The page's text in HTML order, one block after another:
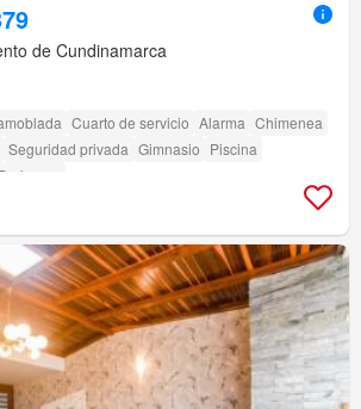
de Cundinamarca
Cuarto de servicio Alarma Chimenea
Seguridad privada Gimnasio Piscina
Barbecue